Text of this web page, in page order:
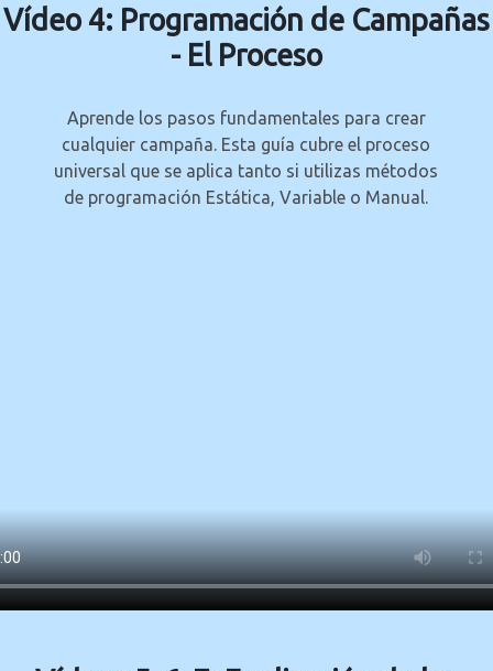
Vídeo 4: Programación de Campañas
- El Proceso
Aprende los pasos fundamentales para crear
cualquier campaña. Esta guía cubre el proceso
universal que se aplica tanto si utilizas métodos
de programación Estática, Variable o Manual.